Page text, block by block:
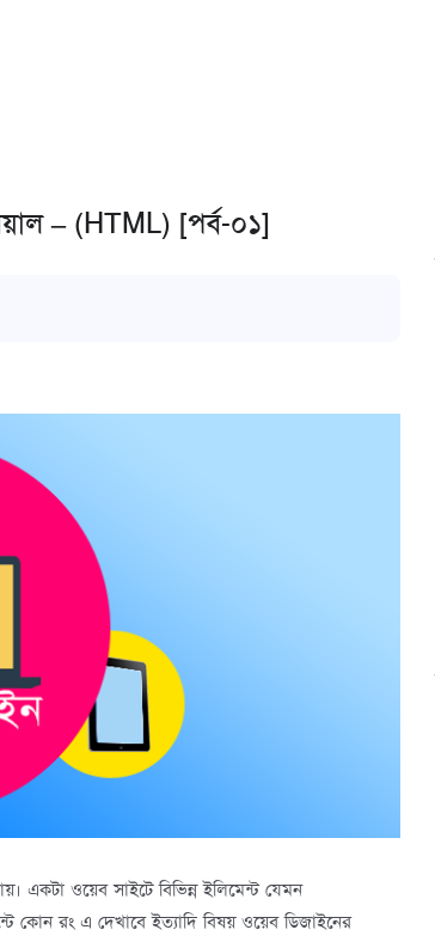
– (HTML) [পর্ব-০১]
একটা ওয়েব সাইটে বিভিন্ন ইলিমেন্ট যেমন
কোন রং এ দেখাবে ইত্যাদি বিষয় ওয়েব ডিজাইনের